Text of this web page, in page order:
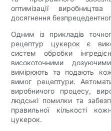
оптимізації
досягнення
Одним із прикладів
рецептур цукерок є
систем обробки
високоточними
вимірюють та подають
вимог рецептури.
виробничого процесу,
людські помилки та
правильної кількості
цукерок.